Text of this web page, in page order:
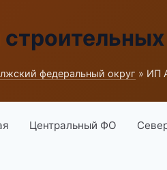
федеральный округ » ИП
Центральный ФО